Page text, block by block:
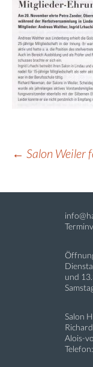
← Salon Weiler
und
Salon
Alois-